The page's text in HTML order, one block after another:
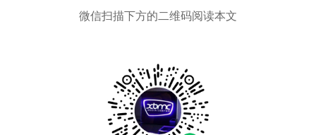
微信扫描下方的二维码阅读本文